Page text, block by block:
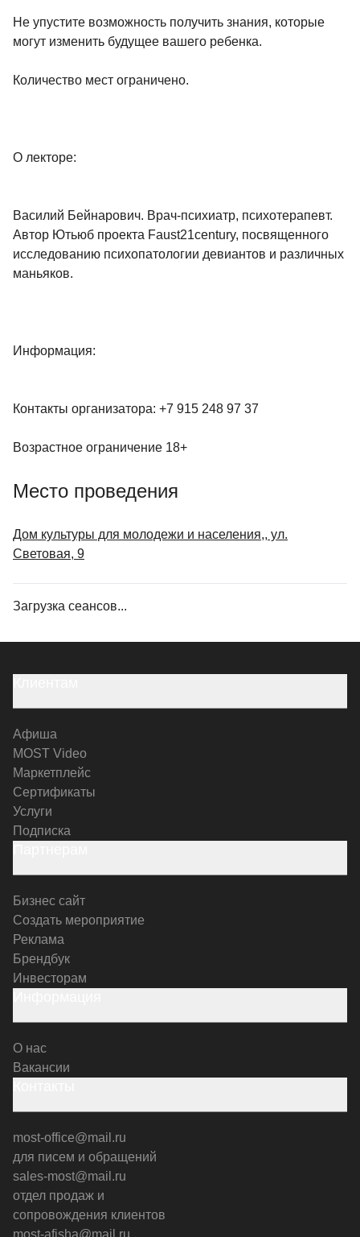
Не упустите возможность получить знания, которые
могут изменить будущее вашего ребенка.
Количество мест ограничено.
О лекторе:
Василий Бейнарович. Врач-психиатр, психотерапевт.
Автор Ютьюб проекта Faust21century, посвященного
исследованию психопатологии девиантов и различных
маньяков.
Информация:
Контакты организатора: +7 915 248 97 37
Возрастное ограничение 18+
Место проведения
Дом культуры для молодежи и населения,, ул.
Световая, 9
Загрузка сеансов...
Афиша
MOST Video
Маркетплейс
Сертификаты
Услуги
Подписка
Бизнес сайт
Создать мероприятие
Реклама
Брендбук
Инвесторам
О нас
Вакансии
most-office@mail.ru
для писем и обращений
sales-most@mail.ru
отдел продаж и
сопровождения клиентов
most-afisha@mail.ru